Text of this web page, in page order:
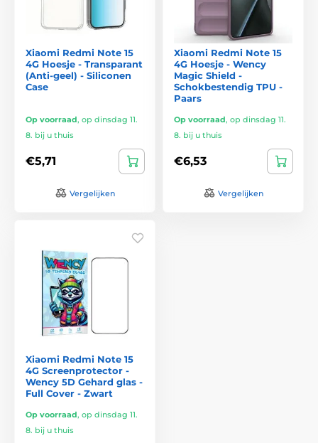
Xiaomi Redmi Note 15
4G Hoesje - Transparant
(Anti-geel) - Siliconen
Case
Op voorraad, op dinsdag 11.
8. bij u thuis
€5,71
Vergelijken
Xiaomi Redmi Note 15
4G Hoesje - Wency
Magic Shield -
Schokbestendig TPU -
Paars
Op voorraad, op dinsdag 11.
8. bij u thuis
€6,53
Vergelijken
Xiaomi Redmi Note 15
4G Screenprotector -
Wency 5D Gehard glas -
Full Cover - Zwart
Op voorraad, op dinsdag 11.
8. bij u thuis